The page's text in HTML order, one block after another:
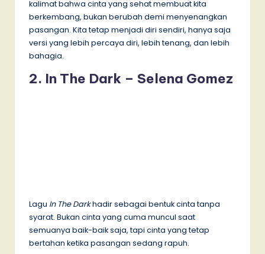
kalimat bahwa cinta yang sehat membuat kita
berkembang, bukan berubah demi menyenangkan
pasangan. Kita tetap menjadi diri sendiri, hanya saja
versi yang lebih percaya diri, lebih tenang, dan lebih
bahagia.
2. In The Dark – Selena Gomez
Lagu In The Darkhadir sebagai bentuk cinta tanpa
syarat. Bukan cinta yang cuma muncul saat
semuanya baik-baik saja, tapi cinta yang tetap
bertahan ketika pasangan sedang rapuh.